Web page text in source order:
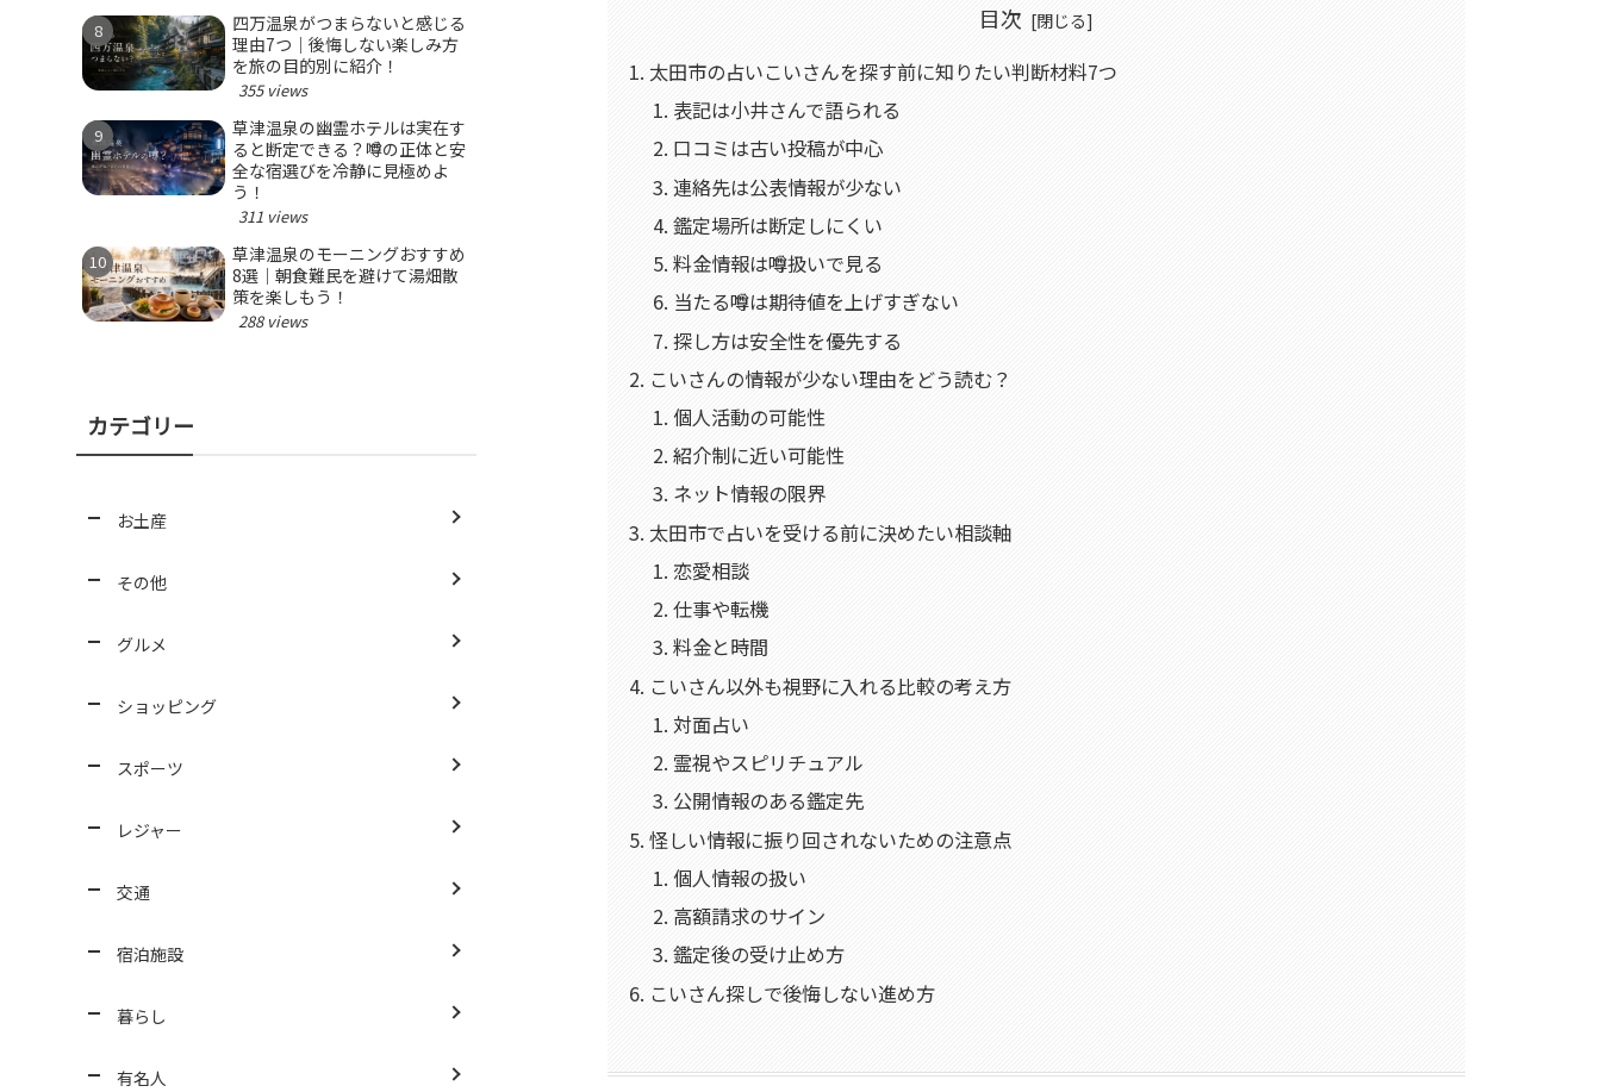
目次
太田市の占いこいさんを探す前に知りたい判断材料7つ
表記は小井さんで語られる
口コミは古い投稿が中心
連絡先は公表情報が少ない
鑑定場所は断定しにくい
料金情報は噂扱いで見る
当たる噂は期待値を上げすぎない
探し方は安全性を優先する
こいさんの情報が少ない理由をどう読む？
個人活動の可能性
紹介制に近い可能性
ネット情報の限界
太田市で占いを受ける前に決めたい相談軸
恋愛相談
仕事や転機
料金と時間
こいさん以外も視野に入れる比較の考え方
対面占い
霊視やスピリチュアル
公開情報のある鑑定先
怪しい情報に振り回されないための注意点
個人情報の扱い
高額請求のサイン
鑑定後の受け止め方
こいさん探しで後悔しない進め方
四万温泉がつまらないと感じる
理由7つ｜後悔しない楽しみ方
を旅の目的別に紹介！
355 views
草津温泉の幽霊ホテルは実在す
ると断定できる？噂の正体と安
全な宿選びを冷静に見極めよ
う！
311 views
草津温泉のモーニングおすすめ
8選｜朝食難民を避けて湯畑散
策を楽しもう！
288 views
カテゴリー
お土産
その他
グルメ
ショッピング
スポーツ
レジャー
交通
宿泊施設
暮らし
有名人